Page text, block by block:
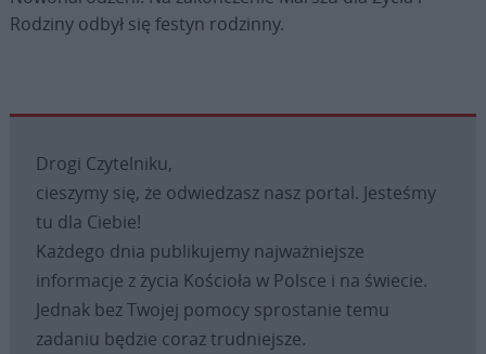
Rodziny odbył się festyn rodzinny.
Drogi Czytelniku,
cieszymy się, że odwiedzasz nasz portal. Jesteśmy
tu dla Ciebie!
Każdego dnia publikujemy najważniejsze
informacje z życia Kościoła w Polsce i na świecie.
Jednak bez Twojej pomocy sprostanie temu
zadaniu będzie coraz trudniejsze.